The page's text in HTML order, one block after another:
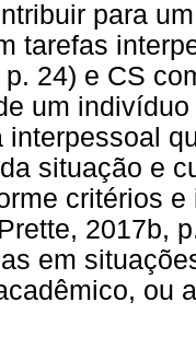
para
tarefas
24) e CS
um
interpessoal
situação e
critérios
2017b,
em
ou